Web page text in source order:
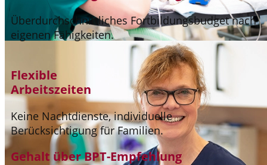
Überdurchschnittliches Fortbildungsbudget nach
eigenen Fähigkeiten.
Flexible
Arbeitszeiten
Keine Nachtdienste, individuelle
Berücksichtigung für Familien.
Gehalt über BPT-Empfehlung